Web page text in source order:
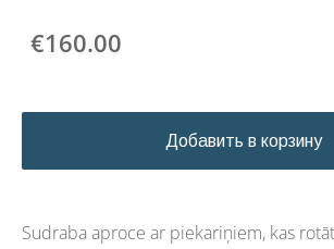
€160.00
Добавить в корзину
Sudraba aproce ar piekariņiem, kas